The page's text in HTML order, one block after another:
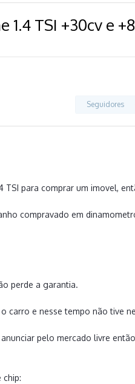
TSI +30cv e
Seguidores
TSI para comprar um imovel,
compravado em
perde a garantia.
carro e nesse tempo não tive
pelo mercado livre
chip: